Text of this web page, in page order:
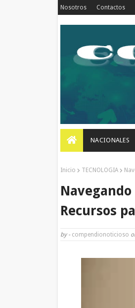
Nosotros Contactos
NACIONALES
Inicio TECNOLOGIA
Recursos
by - compendionoticioso